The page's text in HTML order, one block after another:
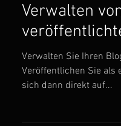
Verwalten
Verwalten Sie Ihren
Veröffentlichen Sie als
sich dann direkt auf...